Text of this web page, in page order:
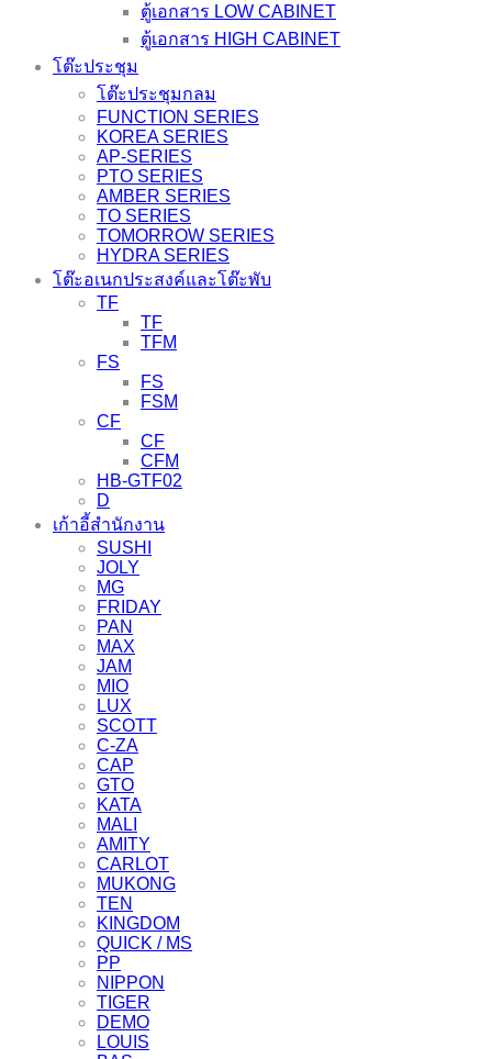
ตู้เอกสาร LOW CABINET
ตู้เอกสาร HIGH CABINET
โต๊ะประชุม
โต๊ะประชุมกลม
FUNCTION SERIES
KOREA SERIES
AP-SERIES
PTO SERIES
AMBER SERIES
TO SERIES
TOMORROW SERIES
HYDRA SERIES
โต๊ะอเนกประสงค์และโต๊ะพับ
TF
TF
TFM
FS
FS
FSM
CF
CF
CFM
HB-GTF02
D
เก้าอี้สำนักงาน
SUSHI
JOLY
MG
FRIDAY
PAN
MAX
JAM
MIO
LUX
SCOTT
C-ZA
CAP
GTO
KATA
MALI
AMITY
CARLOT
MUKONG
TEN
KINGDOM
QUICK / MS
PP
NIPPON
TIGER
DEMO
LOUIS